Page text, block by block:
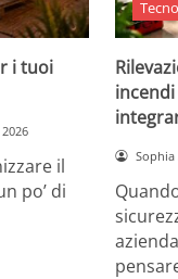
i tuoi
il
po’ di
Sophia